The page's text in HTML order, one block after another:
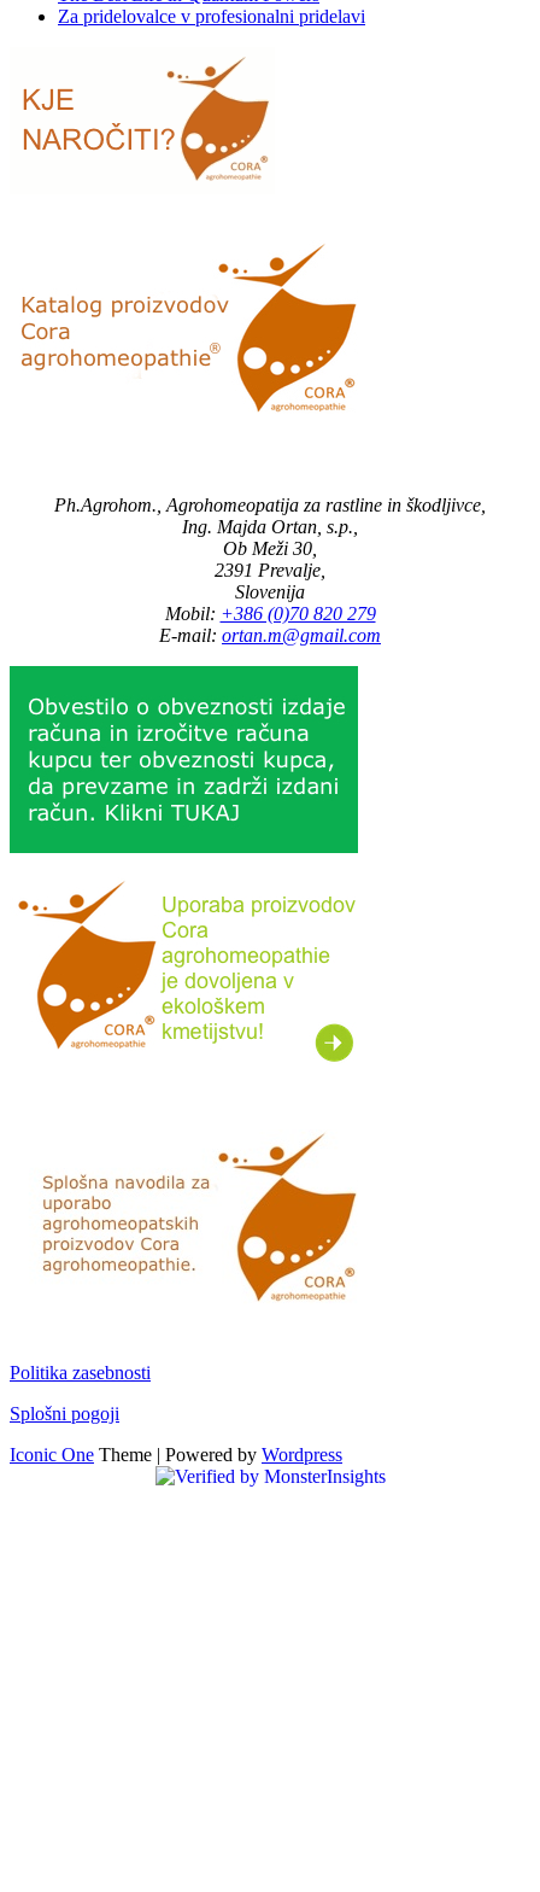
Za pridelovalce v profesionalni pridelavi
Ph.Agrohom., Agrohomeopatija za rastline in škodljivce,
Ing. Majda Ortan, s.p.,
Ob Meži 30,
2391 Prevalje,
Slovenija
Mobil: +386 (0)70 820 279
E-mail: ortan.m@gmail.com
Politika zasebnosti
Splošni pogoji
Iconic One Theme | Powered by Wordpress